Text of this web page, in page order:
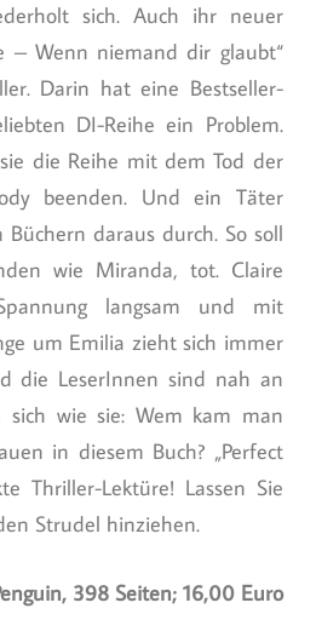
sich. Auch ihr neuer
– Wenn niemand dir glaubt“
Darin hat eine Bestseller-
DI-Reihe ein Problem.
die Reihe mit dem Tod der
beenden. Und ein Täter
Büchern daraus durch. So soll
wie Miranda, tot. Claire
langsam und mit
um Emilia zieht sich immer
die LeserInnen sind nah an
wie sie: Wem kam man
in diesem Buch? „Perfect
Thriller-Lektüre! Lassen Sie
Strudel hinziehen.
398 Seiten; 16,00 Euro